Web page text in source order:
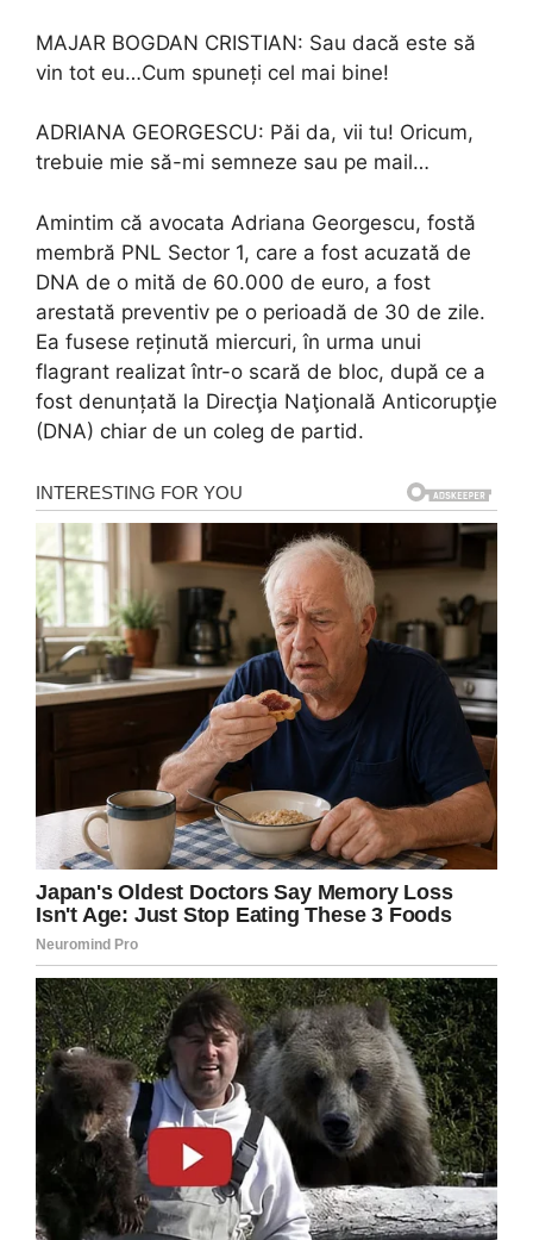
MAJAR BOGDAN CRISTIAN: Sau dacă este să
vin tot eu…Cum spuneți cel mai bine!
ADRIANA GEORGESCU: Păi da, vii tu! Oricum,
trebuie mie să-mi semneze sau pe mail…
Amintim că avocata Adriana Georgescu, fostă
membră PNL Sector 1, care a fost acuzată de
DNA de o mită de 60.000 de euro, a fost
arestată preventiv pe o perioadă de 30 de zile.
Ea fusese reținută miercuri, în urma unui
flagrant realizat într-o scară de bloc, după ce a
fost denunțată la Direcţia Naţională Anticorupţie
(DNA) chiar de un coleg de partid.